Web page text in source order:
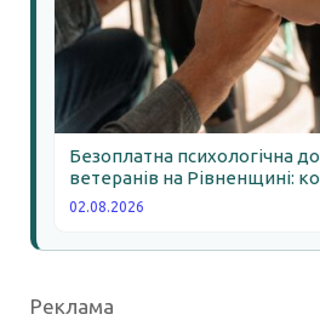
Безоплатна психологічна
ветеранів на Рівненщині:
02.08.2026
Реклама